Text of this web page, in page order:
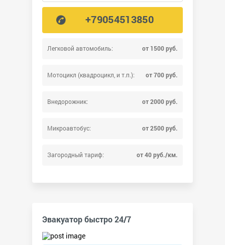
Легковой автомобиль: от 1500 руб.
Мотоцикл (квадроцикл, и т.п.): от 700 руб.
Внедорожник: от 2000 руб.
Микроавтобус: от 2500 руб.
Загородный тариф: от 40 руб./км.
+79054513850
Эвакуатор быстро 24/7